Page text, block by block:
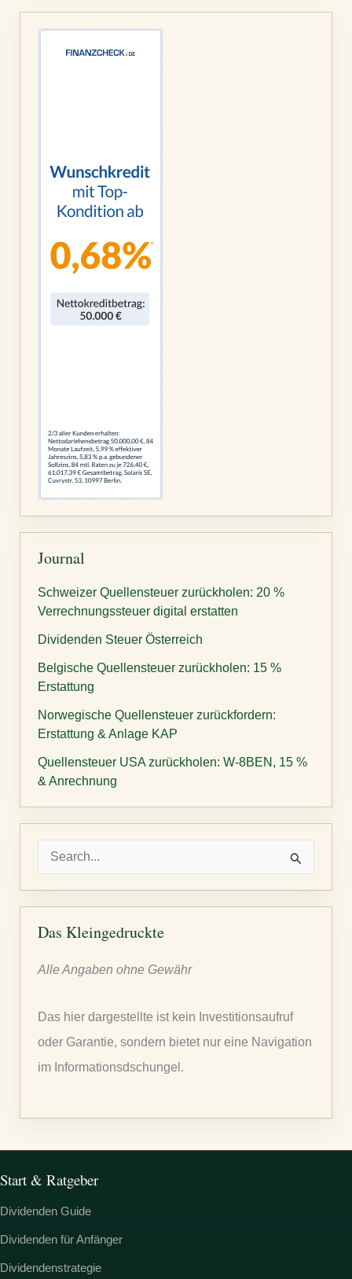
Journal
Schweizer Quellensteuer zurückholen: 20 %
Verrechnungssteuer digital erstatten
Dividenden Steuer Österreich
Belgische Quellensteuer zurückholen: 15 %
Erstattung
Norwegische Quellensteuer zurückfordern:
Erstattung & Anlage KAP
Quellensteuer USA zurückholen: W-8BEN, 15 %
& Anrechnung
h
n
Das Kleingedruckte
Alle Angaben ohne Gewähr
Das hier dargestellte ist kein Investitionsaufruf
oder Garantie, sondern bietet nur eine Navigation
im Informationsdschungel.
Start & Ratgeber
Dividenden Guide
Dividenden für Anfänger
Dividendenstrategie